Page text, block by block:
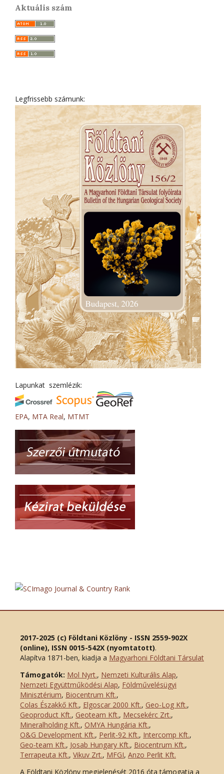
Aktuális szám
Legfrissebb számunk:
Lapunkat szemlézik:
EPA, MTA Real, MTMT
2017-2025 (c) Földtani Közlöny - ISSN 2559-902X
(online), ISSN 0015-542X (nyomtatott).
Alapítva 1871-ben, kiadja a Magyarhoni Földtani Társulat
Támogatók: Mol Nyrt., Nemzeti Kulturális Alap,
Nemzeti Együttműködési Alap, Földművelésügyi
Minisztérium, Biocentrum Kft.,
Colas Északkő Kft., Elgoscar 2000 Kft., Geo-Log Kft.,
Geoproduct Kft., Geoteam Kft., Mecsekérc Zrt.,
Mineralholding Kft., OMYA Hungária Kft.,
O&G Development Kft., Perlit-92 Kft., Intercomp Kft.,
Geo-team Kft., Josab Hungary Kft., Biocentrum Kft.,
Terrapeuta Kft., Vikuv Zrt., MFGI, Anzo Perlit Kft.
A Földtani Közlöny megjelenését 2016 óta támogatja a